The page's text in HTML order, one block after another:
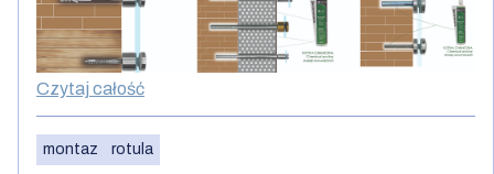
Czytaj całość
montaz rotula